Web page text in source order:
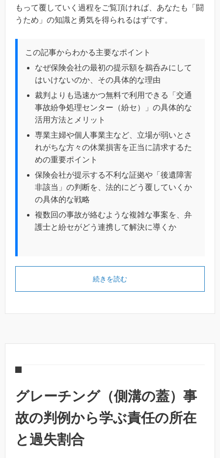
もって覆していく過程をご覧頂ければ、あなたも「闘
うため」の知識と勇気を得られるはずです。
この記事からわかる主要なポイント
なぜ保険会社の最初の提示額を鵜呑みにして
はいけないのか、その具体的な理由
裁判よりも迅速かつ無料で利用できる「交通
事故紛争処理センター（紛セ）」の具体的な
活用方法とメリット
専業主婦や個人事業主など、立場が弱いとさ
れがちな方々の休業損害を正当に請求するた
めの重要ポイント
保険会社が提示する不利な証拠や「後遺障害
非該当」の判断を、法的にどう覆していくか
の具体的な戦略
複数回の事故が絡むような複雑な事案を、弁
護士と紛セがどう連携して解決に導くか
続きを読む
グレーチング（側溝の蓋）事
故の判例から学ぶ責任の所在
と過失割合